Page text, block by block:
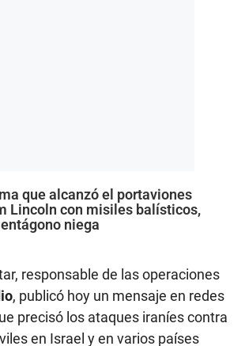
que alcanzó el portaviones
Lincoln con misiles balísticos,
niega
responsable de las operaciones
, publicó hoy un mensaje en redes
precisó los ataques iraníes contra
en Israel y en varios países